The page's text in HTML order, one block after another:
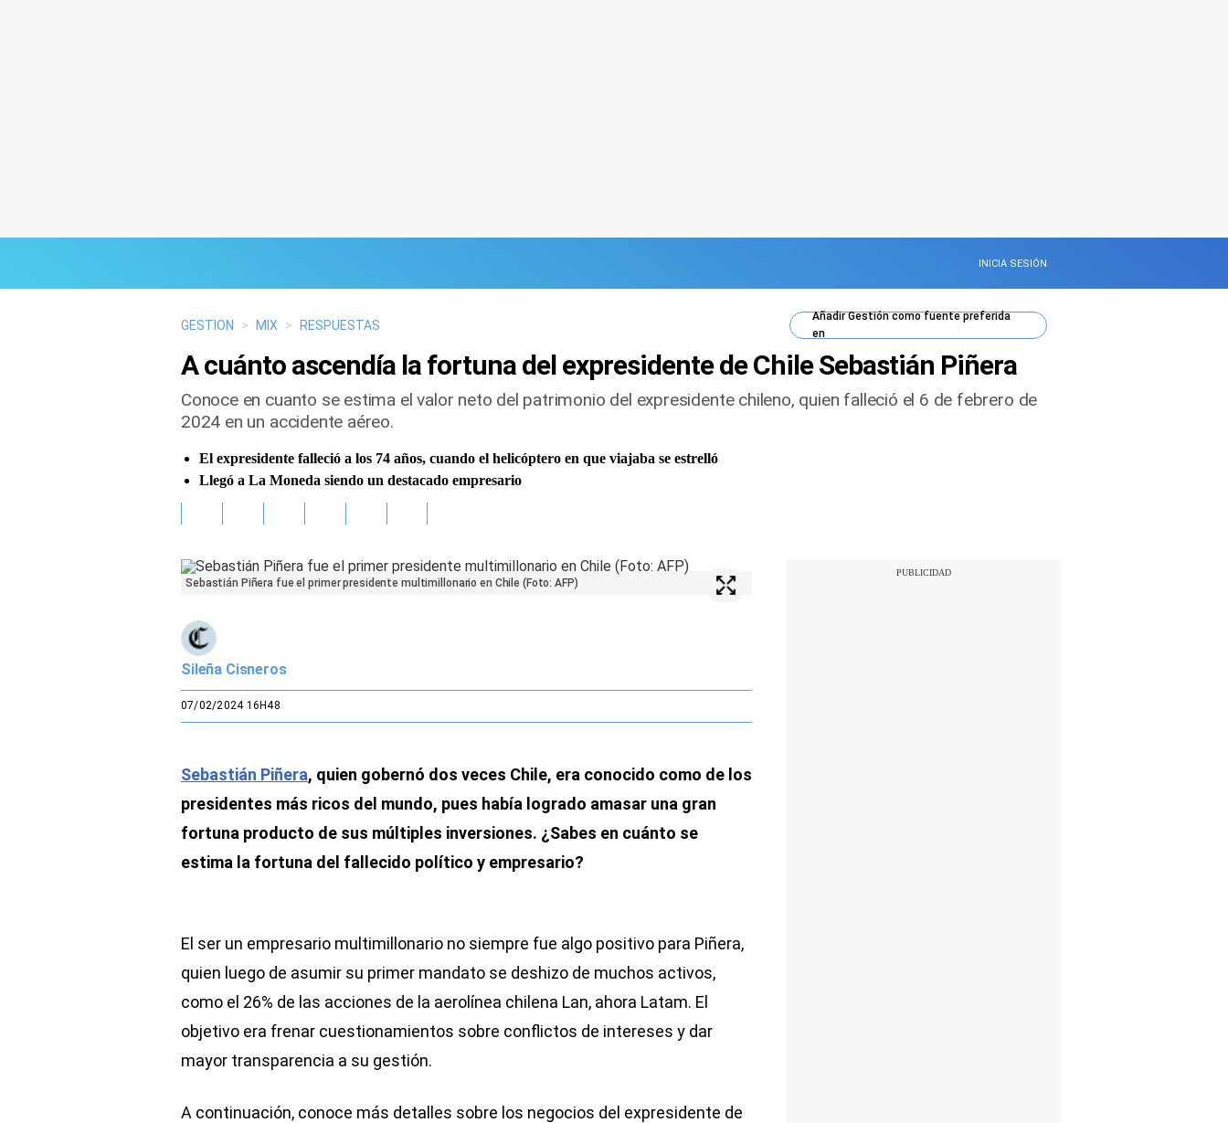
INICIA SESIÓN
GESTION > MIX > RESPUESTAS
AñadirGestióncomo fuente preferida
en
A cuánto ascendía la fortuna del expresidente de Chile Sebastián Piñera
Conoce en cuanto se estima el valor neto del patrimonio del expresidente chileno, quien falleció el 6 de febrero de
2024 en un accidente aéreo.
El expresidente falleció a los 74 años, cuando el helicóptero en que viajaba se estrelló
Llegó a La Moneda siendo un destacado empresario
Sebastián Piñera fue el primer presidente multimillonario en Chile (Foto: AFP)
Sileña Cisneros
07/02/2024 16H48
Sebastián Piñera, quien gobernó dos veces Chile, era conocido como de los
presidentes más ricos del mundo, pues había logrado amasar una gran
fortuna producto de sus múltiples inversiones. ¿Sabes en cuánto se
estima la fortuna del fallecido político y empresario?
El ser un empresario multimillonario no siempre fue algo positivo para Piñera,
quien luego de asumir su primer mandato se deshizo de muchos activos,
como el 26% de las acciones de la aerolínea chilena Lan, ahora Latam. El
objetivo era frenar cuestionamientos sobre conflictos de intereses y dar
mayor transparencia a su gestión.
A continuación, conoce más detalles sobre los negocios del expresidente de